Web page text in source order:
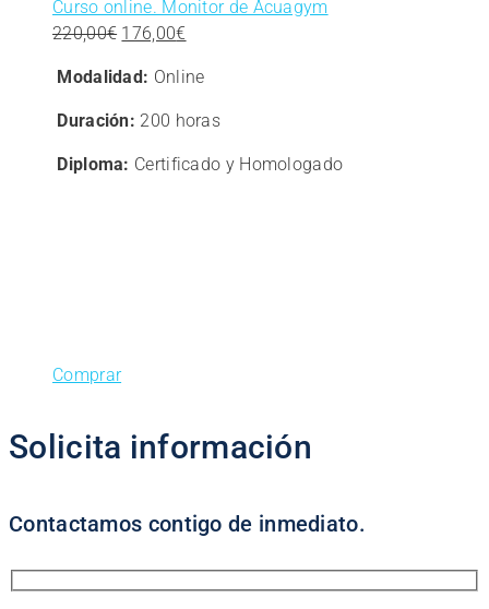
Curso online. Monitor de Acuagym
220,00€ El
original
era:
176,00€
actual
Modalidad: Online
Duración: 200 horas
Diploma: Certificado y Homologado
Comprar
Solicita información
Contactamos contigo de inmediato.